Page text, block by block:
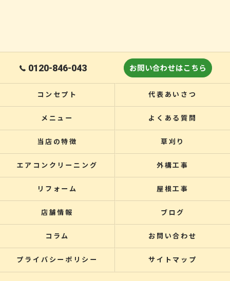
0120-846-043 お問い合わせはこちら
コンセプト 代表あいさつ
メニュー よくある質問
当店の特徴 草刈り
エアコンクリーニング 外構工事
リフォーム 屋根工事
店舗情報 ブログ
コラム お問い合わせ
プライバシーポリシー サイトマップ